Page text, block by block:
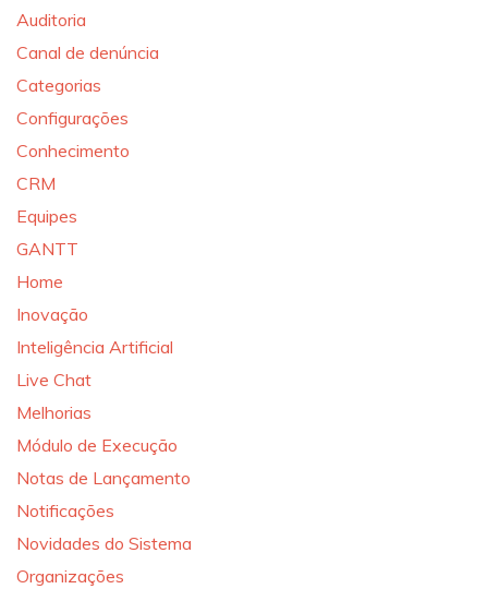
Auditoria
Canal de denúncia
Categorias
Configurações
Conhecimento
CRM
Equipes
GANTT
Home
Inovação
Inteligência Artificial
Live Chat
Melhorias
Módulo de Execução
Notas de Lançamento
Notificações
Novidades do Sistema
Organizações